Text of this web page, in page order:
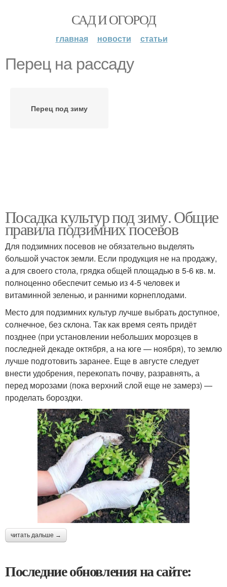
САД И ОГОРОД
главная новости статьи
Перец на рассаду
Перец под зиму
Посадка культур под зиму. Общие
правила подзимних посевов
Для подзимних посевов не обязательно выделять
большой участок земли. Если продукция не на продажу,
а для своего стола, грядка общей площадью в 5-6 кв. м.
полноценно обеспечит семью из 4-5 человек и
витаминной зеленью, и ранними корнеплодами.
Место для подзимних культур лучше выбрать доступное,
солнечное, без склона. Так как время сеять придёт
позднее (при установлении небольших морозцев в
последней декаде октября, а на юге — ноября), то землю
лучше подготовить заранее. Еще в августе следует
внести удобрения, перекопать почву, разравнять, а
перед морозами (пока верхний слой еще не замерз) —
проделать бороздки.
читать дальше →
Последние обновления на сайте: